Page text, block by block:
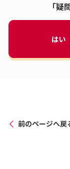
「
はい
前のページへ戻